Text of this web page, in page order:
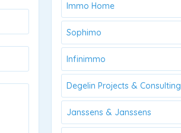
Immo Home
Sophimo
Infinimmo
Degelin Projects & Consulting
Janssens & Janssens